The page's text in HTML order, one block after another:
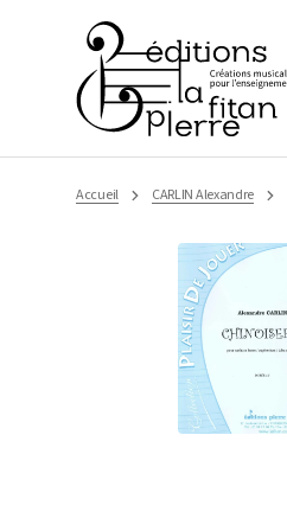
Accueil CARLIN Alexandre